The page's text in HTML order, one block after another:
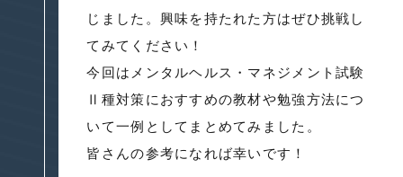
じました。興味を持たれた方はぜひ挑戦し
てみてください！
今回はメンタルヘルス・マネジメント試験
Ⅱ種対策におすすめの教材や勉強方法につ
いて一例としてまとめてみました。
皆さんの参考になれば幸いです！